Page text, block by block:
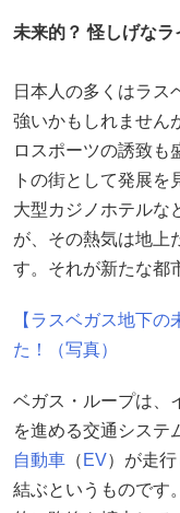
未来的？ 怪しげな
日本人の多くはラス
強いかもしれません
ロスポーツの誘致も
トの街として発展を
大型カジノホテルな
が、その熱気は地上
す。それが新たな都
【ラスベガス地下
た！（写真）
ベガス・ループは、
を進める交通システ
自動車 （ EV）が走
結ぶというものです